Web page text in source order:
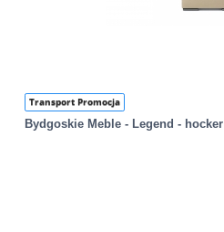
Transport Promocja
Bydgoskie Meble - Legend - hocker